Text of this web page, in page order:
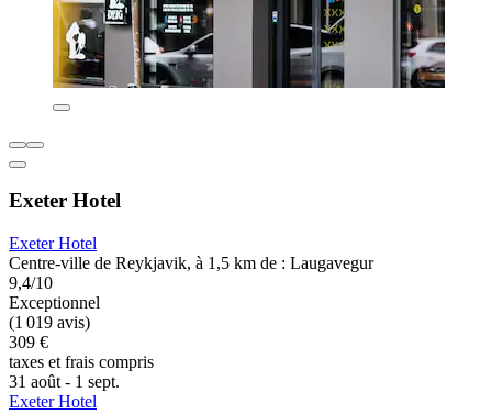
Exeter Hotel
Exeter Hotel
Centre-ville de Reykjavik, à 1,5 km de : Laugavegur
9,4/10
Exceptionnel
(1 019 avis)
309 €
taxes et frais compris
31 août - 1 sept.
Exeter Hotel